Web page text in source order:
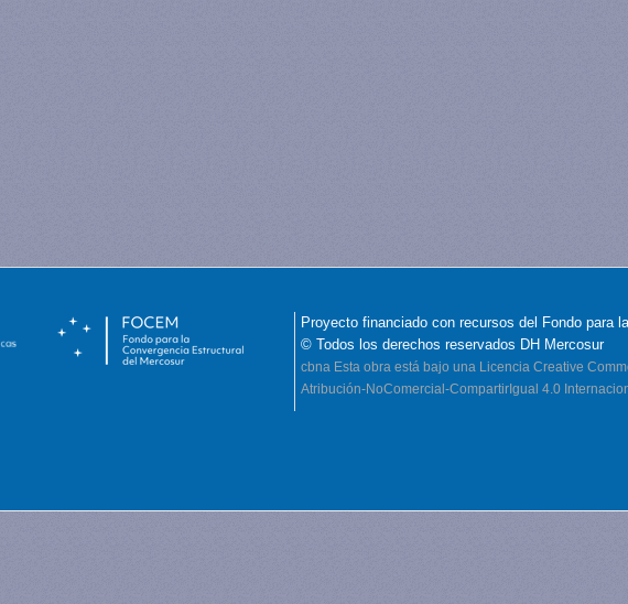
Proyecto financiado con recursos del Fondo para
© Todos los derechos reservados DH Mercosur
cbna Esta obra está bajo una Licencia Creative
Atribución-NoComercial-CompartirIgual 4.0